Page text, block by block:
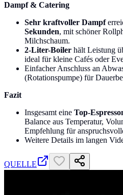
Dampf & Catering
Sehr kraftvoller Dampf
Sekunden, mit schöner
Milchschaum.
2-Liter-Boiler hält Leistung
ideal für kleine Cafés oder
Einfacher Anschluss an
(Rotationspumpe) für
Fazit
Insgesamt eine Top-
Balance aus Temperatur,
Empfehlung für
Weitere Details im langen
QUELLE